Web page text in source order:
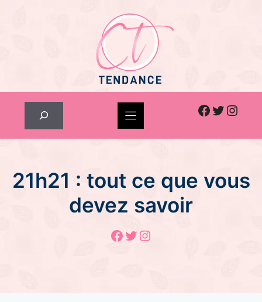
Facebook
Twitter
21h21 : tout ce que vous
devez savoir
Facebook
Twitter
Instagram